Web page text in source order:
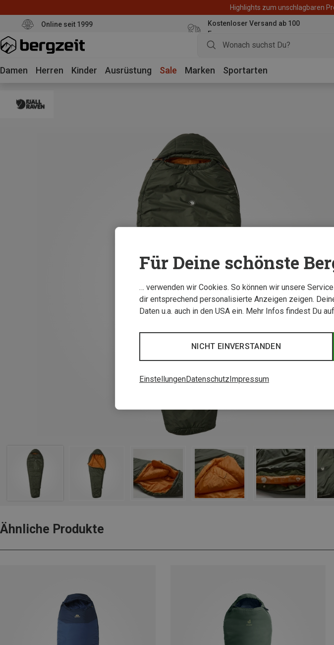
Highlights zum unschlagbaren
Online seit 1999
Kostenloser Versand ab 100
Euro
Damen Herren Kinder Ausrüstung Sale Marken Sportarten
Ähnliche Produkte
Für Deine schönste
… verwenden wir Cookies. So können wir unsere
dir entsprechend personalisierte Anzeigen zeigen.
Daten u.a. auch in den USA ein. Mehr Infos findest Du
NICHT EINVERSTANDEN
EinstellungenDatenschutz Impressum